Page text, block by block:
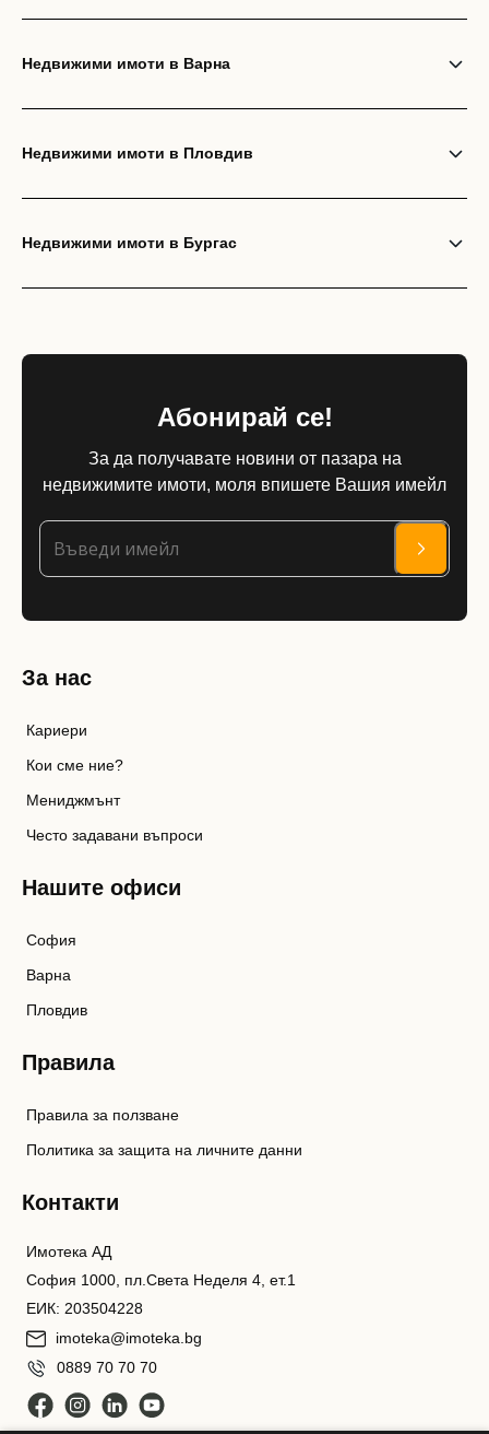
Недвижими имоти в Варна
Недвижими имоти в Пловдив
Недвижими имоти в Бургас
Абонирай се!
За да получавате новини от пазара на
недвижимите имоти, моля впишете Вашия имейл
За нас
Кариери
Кои сме ние?
Мениджмънт
Често задавани въпроси
Нашите офиси
София
Варна
Пловдив
Правила
Правила за ползване
Политика за защита на личните данни
Контакти
Имотека АД
София 1000, пл.Света Неделя 4, ет.1
ЕИК: 203504228
imoteka@imoteka.bg
0889 70 70 70